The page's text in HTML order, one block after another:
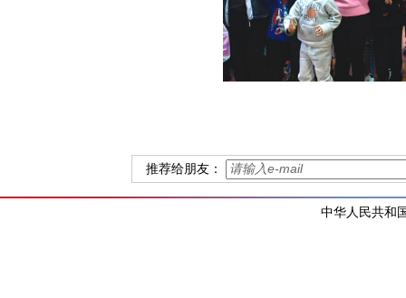
推荐给朋友：
中华人民共和